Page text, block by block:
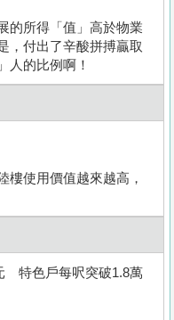
的所得「值」高於物業
，付出了辛酸拼搏贏取
人的比例啊！
樓使用價值越來越高，
特色戶每呎突破1.8萬